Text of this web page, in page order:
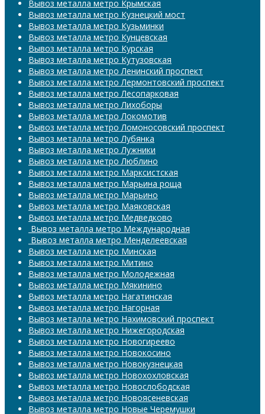
Вывоз металла метро Крымская
Вывоз металла метро Кузнецкий мост
Вывоз металла метро Кузьминки
Вывоз металла метро Кунцевская
Вывоз металла метро Курская
Вывоз металла метро Кутузовская
Вывоз металла метро Ленинский проспект
Вывоз металла метро Лермонтовский проспект
Вывоз металла метро Лесопарковая
Вывоз металла метро Лихоборы
Вывоз металла метро Локомотив
Вывоз металла метро Ломоносовский проспект
Вывоз металла метро Лубянка
Вывоз металла метро Лужники
Вывоз металла метро Люблино
Вывоз металла метро Марксистская
Вывоз металла метро Марьина роща
Вывоз металла метро Марьино
Вывоз металла метро Маяковская
Вывоз металла метро Медведково
​​​​​​​ Вывоз металла метро Международная
​​​​​​​ Вывоз металла метро Менделеевская
Вывоз металла метро Минская
Вывоз металла метро Митино
Вывоз металла метро Молодежная
Вывоз металла метро Мякинино
Вывоз металла метро Нагатинская
Вывоз металла метро Нагорная
Вывоз металла метро Нахимовский проспект
Вывоз металла метро Нижегородская
Вывоз металла метро Новогиреево
Вывоз металла метро Новокосино
Вывоз металла метро Новокузнецкая
Вывоз металла метро Новохохловская
Вывоз металла метро Новослободская
Вывоз металла метро Новоясеневская
Вывоз металла метро Новые Черемушки